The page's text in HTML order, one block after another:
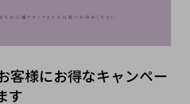
客様にお得なキャンペー
す